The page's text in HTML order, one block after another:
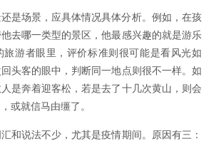
是场景，应具体情况具体分析。例如，在孩
去哪一类型的景区，他最感兴趣的就是游乐
旅游者眼里，评价标准则很可能是看风光如
头客的眼中，判断同一地点则很不一样。如
是奔着迎客松，若是去了十几次黄山，则会
或就信马由缰了。
和说法不少，尤其是疫情期间。原因有三：